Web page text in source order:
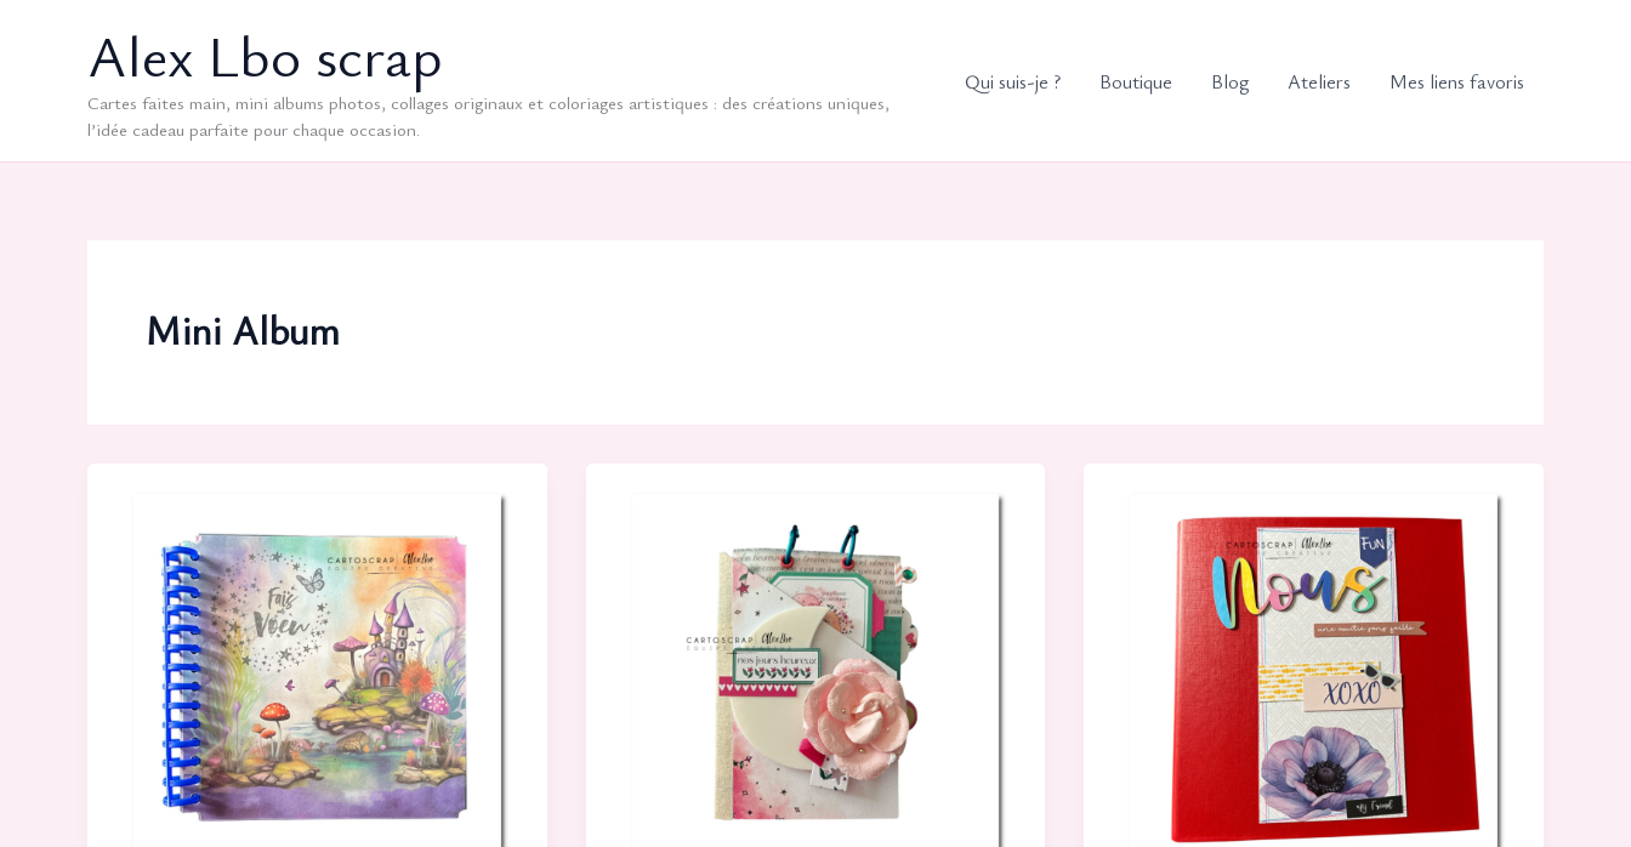
Alex Lbo scrap
Cartes faites main, mini albums photos, collages originaux et coloriages artistiques : des créations uniques,
l’idée cadeau parfaite pour chaque occasion.
Qui suis-je ? Boutique Blog Ateliers Mes liens favoris
Mini Album